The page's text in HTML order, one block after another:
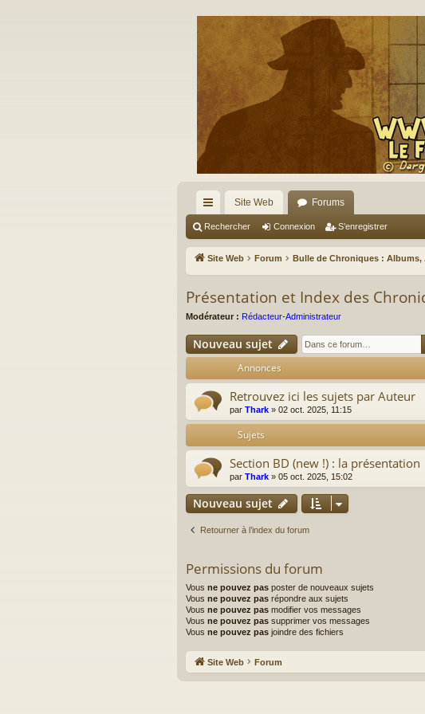
cc
ès
ra
pi
de
Site Web Forums
Rechercher Connexion S’enregistrer
Site Web Forum Bulle de Chroniques : Albums,
Présentation et Index des
Modérateur : Rédacteur-Administrateur
Nouveau sujet
Annonces
Retrouvez ici les sujets par Auteur
par Thark » 02 oct. 2025, 11:15
Sujets
Section BD (new !) : la présentation
par Thark » 05 oct. 2025, 15:02
Nouveau sujet
Retourner à l’index du forum
Permissions du forum
Vous ne pouvez pas poster de nouveaux sujets
Vous ne pouvez pas répondre aux sujets
Vous ne pouvez pas modifier vos messages
Vous ne pouvez pas supprimer vos messages
Vous ne pouvez pas joindre des fichiers
Site Web Forum